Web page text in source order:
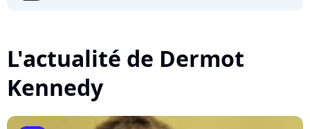
L'actualité de Dermot
Kennedy